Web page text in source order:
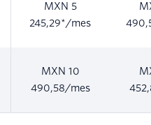
MXN 5
245,29*/mes
MXN 10
490,58/mes